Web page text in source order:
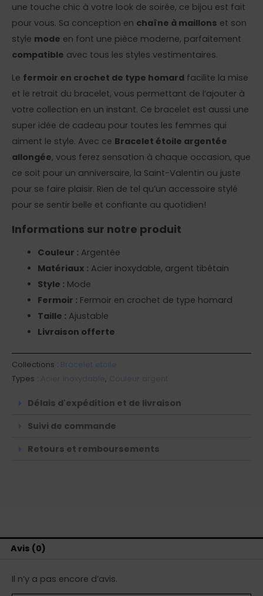
une touche chic à votre look de soirée, ce bijou est fait
pour vous. Sa conception en chaîne à maillons et son
style mode en font une pièce moderne, parfaitement
compatible avec tous les styles vestimentaires.
Le fermoir en crochet de type homard facilite la mise
et le retrait du bracelet, vous permettant de l’ajouter à
votre collection en un instant. Ce bracelet est aussi une
super idée de cadeau pour toutes les femmes qui
aiment le style. Avec ce Bracelet étoile argentée
allongée, vous ferez sensation à chaque occasion, que
ce soit pour un anniversaire, la Saint-Valentin ou juste
pour se faire plaisir. Rien de tel qu’un accessoire stylé
pour se sentir belle et confiante au quotidien!
Informations sur notre produit
Couleur : Argentée
Matériaux : Acier inoxydable, argent tibétain
Style : Mode
Fermoir : Fermoir en crochet de type homard
Taille : Ajustable
Livraison offerte
Collections : Bracelet etoile
Types : Acier inoxydable, Couleur argent
Délais d'expédition et de livraison
Suivi de commande
Retours et remboursements
Avis (0)
Il n’y a pas encore d’avis.